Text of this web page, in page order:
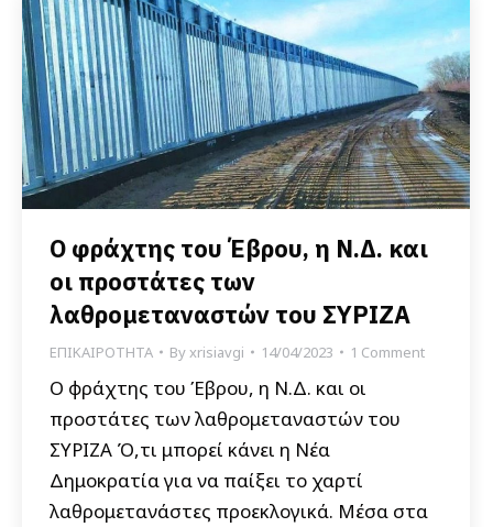
Ο φράχτης του Έβρου, η Ν.Δ. και
οι προστάτες των
λαθρομεταναστών του ΣΥΡΙΖΑ
ΕΠΙΚΑΙΡΟΤΗΤΑ Byxrisiavgi 14/04/2023 1 Comment
Ο φράχτης του Έβρου, η Ν.Δ. και οι
προστάτες των λαθρομεταναστών του
ΣΥΡΙΖΑ Ό,τι μπορεί κάνει η Νέα
Δημοκρατία για να παίξει το χαρτί
λαθρομετανάστες προεκλογικά. Μέσα στα